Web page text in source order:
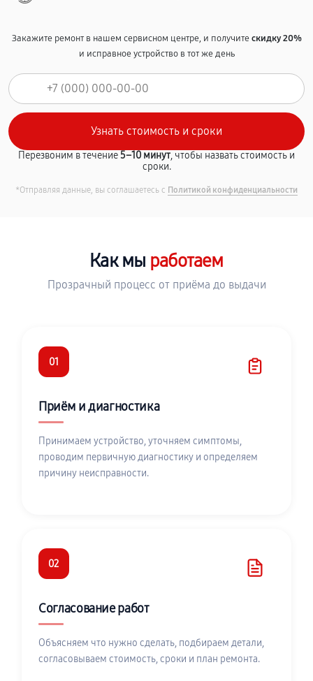
Закажите ремонт в нашем сервисном центре, и получитескидку 20%
и исправное устройство в тот же день
Перезвоним в течение5–10 минут, чтобы назвать стоимость и
сроки.
*Отправляя данные, вы соглашаетесь с Политикой конфиденциальности
Как мы работаем
Прозрачный процесс от приёма до выдачи
01
Приём и диагностика
Принимаем устройство, уточняем симптомы,
проводим первичную диагностику и определяем
причину неисправности.
02
Согласование работ
Объясняем что нужно сделать, подбираем детали,
согласовываем стоимость, сроки и план ремонта.